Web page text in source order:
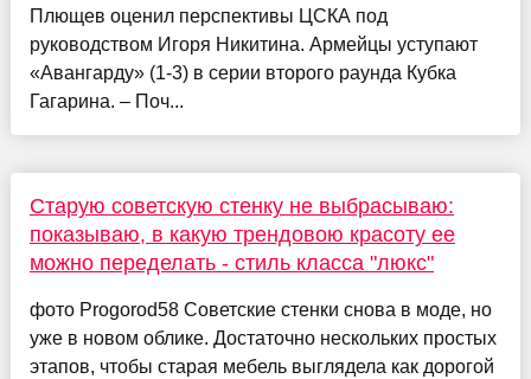
Плющев оценил перспективы ЦСКА под
руководством Игоря Никитина. Армейцы уступают
«Авангарду» (1-3) в серии второго раунда Кубка
Гагарина. – Поч...
Старую советскую стенку не выбрасываю:
показываю, в какую трендовою красоту ее
можно переделать - стиль класса "люкс"
фото Progorod58 Советские стенки снова в моде, но
уже в новом облике. Достаточно нескольких простых
этапов, чтобы старая мебель выглядела как дорогой